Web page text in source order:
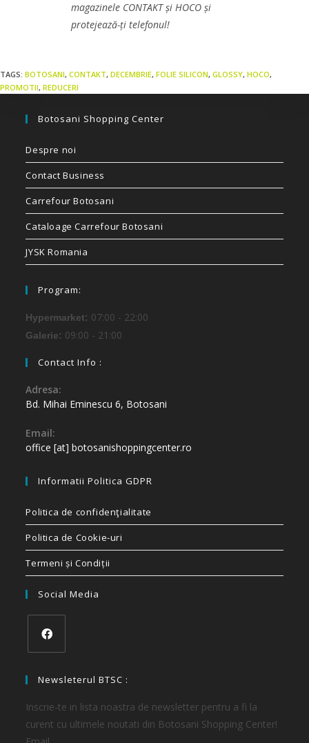
magazinele CONTAKT și HOCO și
protejează-ți telefonul!
TAGS: BOTOSANI, CONTAKT, DECEMBRIE, FOLIE SILICON, GLOSSY, HOCO,
PROMOTII, REDUCERI
Botosani Shopping Center
Despre noi
Contact Business
Carrefour Botosani
Cataloage Carrefour Botosani
JYSK Romania
Program:
Hypermarket: 07:00 - 22:00
Galerie: 09:00 - 21:00
Contact Info :
Adresa:
Bd. Mihai Eminescu 6, Botosani
Email:
office [at] botosanishoppingcenter.ro
Informatii Politica GDPR
Politica de confidenţialitate
Politica de Cookie-uri
Termeni și Condiții
Social Media
Newsleterul BTSC :
Inscrie-te in lista noastra de newsletter pentru a fi la
curent cu ultimele noutati din Botosani Shopping Center!